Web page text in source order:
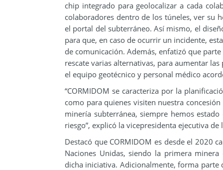
chip integrado para geolocalizar a cada
colaboradores dentro de los túneles, ver su
el portal del subterráneo. Así mismo, el
para que, en caso de ocurrir un incidente,
de comunicación. Además, enfatizó que
rescate varias alternativas, para aumentar
el equipo geotécnico y personal médico
“CORMIDOM se caracteriza por la
como para quienes visiten nuestra
minería subterránea, siempre hemos
riesgo”, explicó la vicepresidenta ejecutiva de
Destacó que CORMIDOM es desde el 2020
Naciones Unidas, siendo la primera
dicha iniciativa. Adicionalmente, forma parte